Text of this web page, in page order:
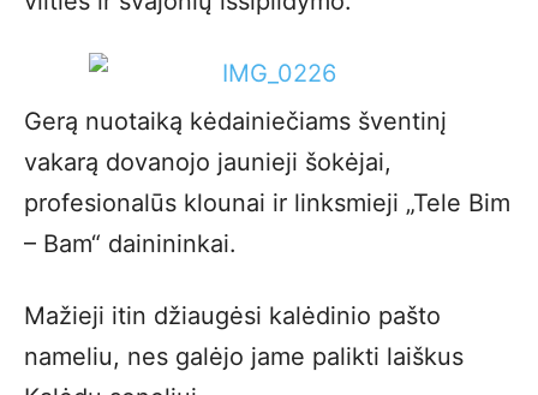
Gerą nuotaiką kėdainiečiams šventinį
vakarą dovanojo jaunieji šokėjai,
profesionalūs klounai ir linksmieji „Tele Bim
– Bam“ dainininkai.
Mažieji itin džiaugėsi kalėdinio pašto
nameliu, nes galėjo jame palikti laiškus